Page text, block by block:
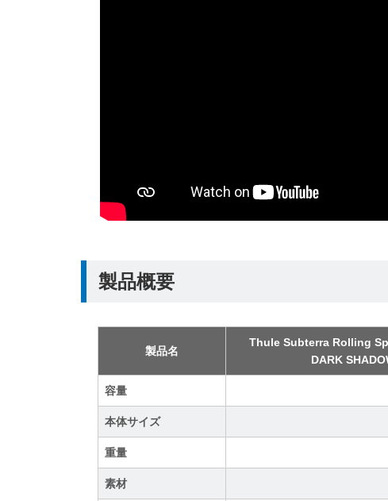
製品概要
製品名
Thule Subterra Rolling
DARK
容量
本体サイズ
重量
素材